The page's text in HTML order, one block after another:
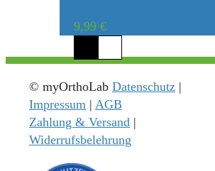
9,99 €
© myOrthoLab Datenschutz |
Impressum | AGB
Zahlung & Versand |
Widerrufsbelehrung